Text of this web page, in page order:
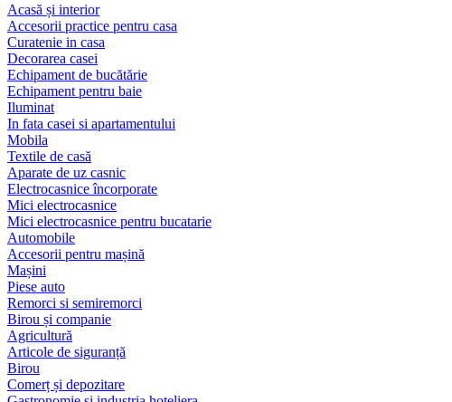
Acasă și interior
Accesorii practice pentru casa
Curatenie in casa
Decorarea casei
Echipament de bucătărie
Echipament pentru baie
Iluminat
In fata casei si apartamentului
Mobila
Textile de casă
Aparate de uz casnic
Electrocasnice încorporate
Mici electrocasnice
Mici electrocasnice pentru bucatarie
Automobile
Accesorii pentru mașină
Mașini
Piese auto
Remorci si semiremorci
Birou și companie
Agricultură
Articole de siguranță
Birou
Comerț și depozitare